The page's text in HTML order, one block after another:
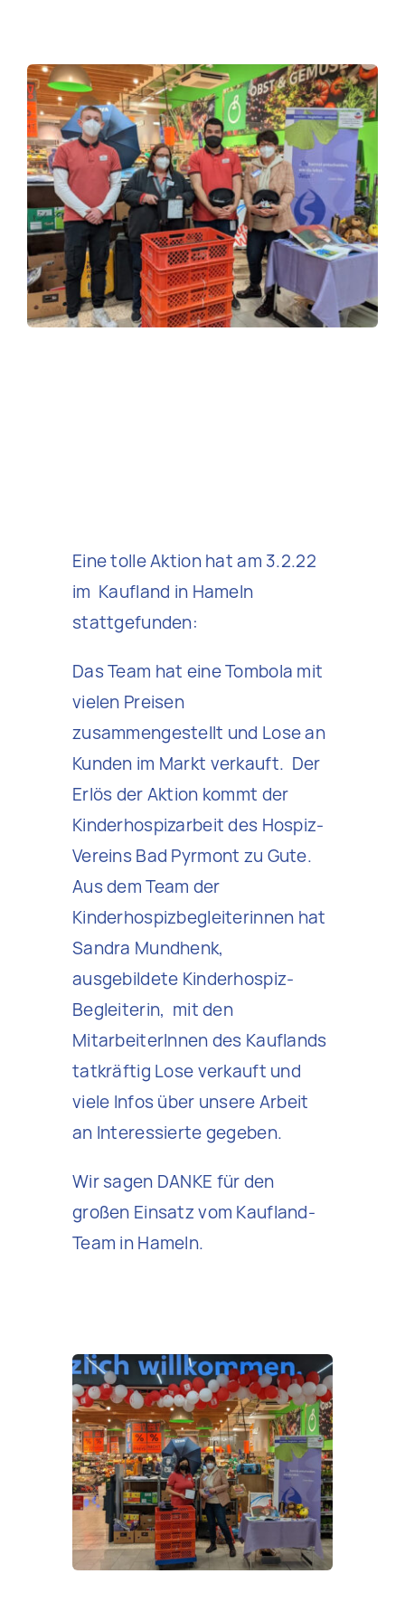
Eine tolle Aktion hat am 3.2.22
im Kaufland in Hameln
stattgefunden:
Das Team hat eine Tombola mit
vielen Preisen
zusammengestellt und Lose an
Kunden im Markt verkauft. Der
Erlös der Aktion kommt der
Kinderhospizarbeit des Hospiz-
Vereins Bad Pyrmont zu Gute.
Aus dem Team der
Kinderhospizbegleiterinnen hat
Sandra Mundhenk,
ausgebildete Kinderhospiz-
Begleiterin, mit den
MitarbeiterInnen des Kauflands
tatkräftig Lose verkauft und
viele Infos über unsere Arbeit
an Interessierte gegeben.
Wir sagen DANKE für den
großen Einsatz vom Kaufland-
Team in Hameln.